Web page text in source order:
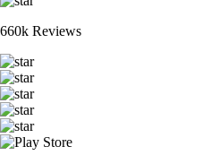
660k Reviews